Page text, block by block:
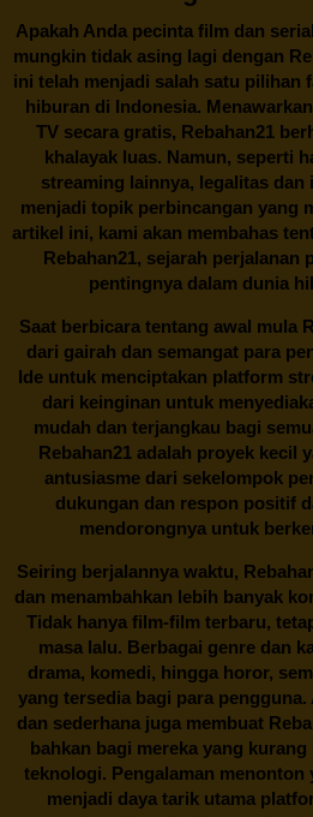
Apakah Anda pecinta film dan
mungkin tidak asing lagi dengan
ini telah menjadi salah satu pilihan
hiburan di Indonesia.
TV secara gratis, Rebahan21
khalayak luas. Namun, seperti
streaming lainnya, legalitas
menjadi topik perbincangan yang
artikel ini, kami akan membahas
Rebahan21, sejarah perjalanan
pentingnya dalam dunia
Saat berbicara tentang awal mula
dari gairah dan semangat para
Ide untuk menciptakan platform
dari keinginan untuk
mudah dan terjangkau bagi
Rebahan21 adalah proyek kecil
antusiasme dari sekelompok
dukungan dan respon positif
mendorongnya untuk
Seiring berjalannya waktu,
dan menambahkan lebih banyak
Tidak hanya film-film terbaru,
masa lalu. Berbagai genre dan
drama, komedi, hingga horor,
yang tersedia bagi para
dan sederhana juga membuat
bahkan bagi mereka yang
teknologi. Pengalaman menonton
menjadi daya tarik utama